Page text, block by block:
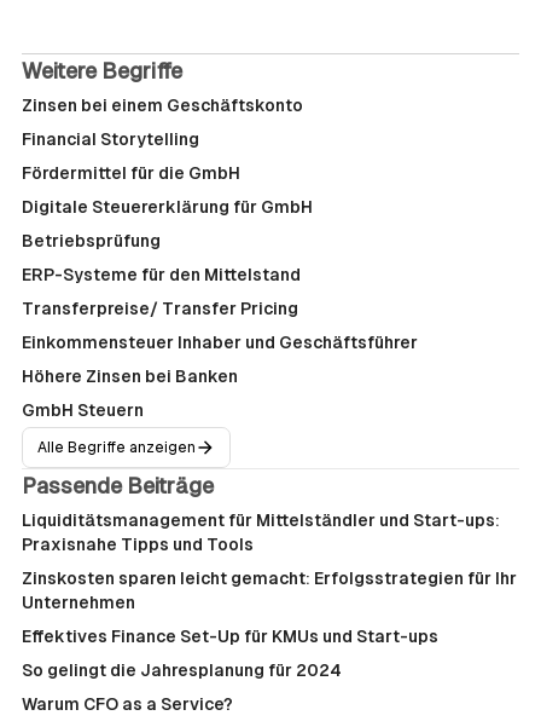
Weitere Begriffe
Zinsen bei einem Geschäftskonto
Financial Storytelling
Fördermittel für die GmbH
Digitale Steuererklärung für GmbH
Betriebsprüfung
ERP-Systeme für den Mittelstand
Transferpreise/ Transfer Pricing
Einkommensteuer Inhaber und Geschäftsführer
Höhere Zinsen bei Banken
GmbH Steuern
Alle Begriffe anzeigen
Passende Beiträge
Liquiditätsmanagement für Mittelständler und Start-ups:
Praxisnahe Tipps und Tools
Zinskosten sparen leicht gemacht: Erfolgsstrategien für Ihr
Unternehmen
Effektives Finance Set-Up für KMUs und Start-ups
So gelingt die Jahresplanung für 2024
Warum CFO as a Service?